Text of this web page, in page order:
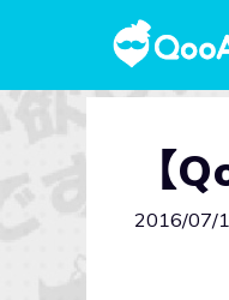
【
2016/07/